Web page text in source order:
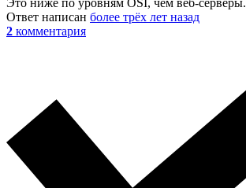
Это ниже по уровням OSI, чем веб-серверы.
Ответ написан более трёх лет назад
2 комментария